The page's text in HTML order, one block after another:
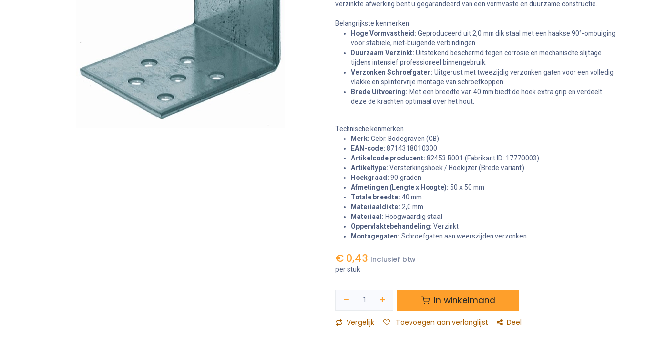
verzinkte afwerking bent u gegarandeerd van een vormvaste en duurzame constructie.
Belangrijkste kenmerken
Hoge Vormvastheid: Geproduceerd uit 2,0 mm dik staal met een haakse 90°-ombuiging
voor stabiele, niet-buigende verbindingen.
Duurzaam Verzinkt: Uitstekend beschermd tegen corrosie en mechanische slijtage
tijdens intensief professioneel binnengebruik.
Verzonken Schroefgaten: Uitgerust met tweezijdig verzonken gaten voor een volledig
vlakke en splintervrije montage van schroefkoppen.
Brede Uitvoering: Met een breedte van 40 mm biedt de hoek extra grip en verdeelt
deze de krachten optimaal over het hout.
Technische kenmerken
Merk: Gebr. Bodegraven (GB)
EAN-code: 8714318010300
Artikelcode producent: 82453.B001 (Fabrikant ID: 17770003)
Artikeltype: Versterkingshoek / Hoekijzer (Brede variant)
Hoekgraad: 90 graden
Afmetingen (Lengte x Hoogte): 50 x 50 mm
Totale breedte: 40 mm
Materiaaldikte: 2,0 mm
Materiaal: Hoogwaardig staal
Oppervlaktebehandeling: Verzinkt
Montagegaten: Schroefgaten aan weerszijden verzonken
€ 0,43 Inclusief btw
per stuk
In winkelmand
Vergelijk Toevoegen aan verlanglijst Deel